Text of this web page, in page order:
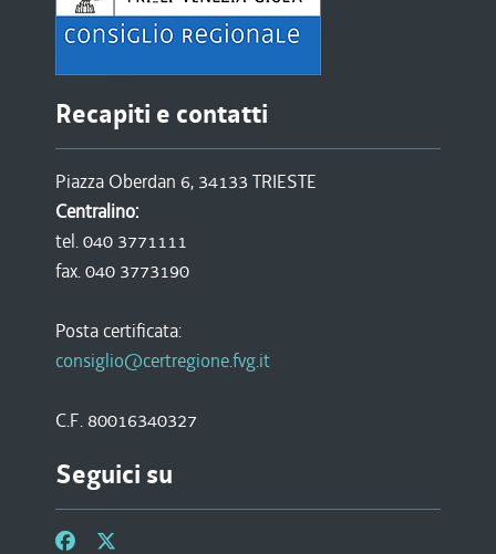
Recapiti e contatti
Piazza Oberdan 6, 34133 TRIESTE
Centralino:
tel. 040 3771111
fax. 040 3773190
Posta certificata:
consiglio@certregione.fvg.it
C.F. 80016340327
Seguici su